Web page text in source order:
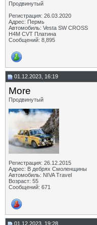
Продвинутый
Регистрация: 26.03.2020
Адрес: Пермь
Автомобиль: Vesta SW CROSS
H4M CVT Платина
Сообщений: 8,895
01.12.2023, 16:19
More
Продвинутый
Регистрация: 26.12.2015
Адрес: В дебрях Смоленщины
Автомобиль: NIVA Travel
Возраст: 55
Сообщений: 671
01.12.2023, 19:28